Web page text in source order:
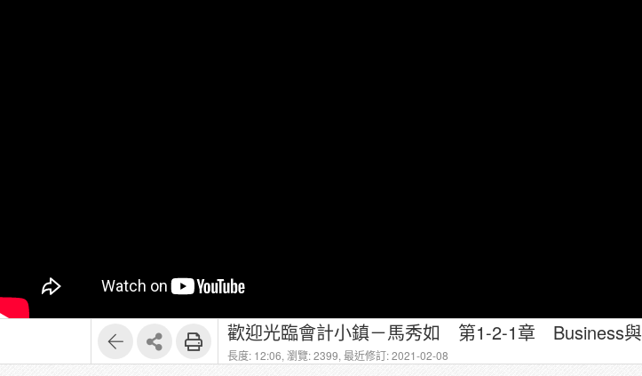
歡迎光臨會計小鎮－馬秀如 第1-2-1章 Business
長度: 12:06, 瀏覽: 2399, 最近修訂: 2021-02-08